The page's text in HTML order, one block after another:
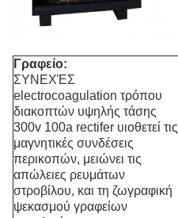
Γραφείο:
ΣΥΝΕΧΈΣ
electrocoagulation τρόπου
διακοπτών υψηλής τάσης
300v 100a rectifer υιοθετεί τις
μαγνητικές συνδέσεις
περικοπών, μειώνει τις
απώλειες ρευμάτων
στροβίλου, και τη ζωγραφική
ψεκασμού γραφείων